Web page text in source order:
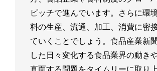
ピッチで進んでいます。さらに環
料の生産、流通、加工、消費に密
ていくことでしょう。食品産業新
した日々変化する食品業界の動き
直面する問題をタイムリーに取り